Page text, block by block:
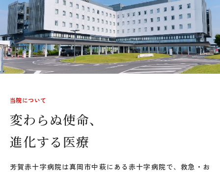
当院について
変わらぬ使命、
進化する医療
芳賀赤十字病院は真岡市中萩にある赤十字病院で、救急・お